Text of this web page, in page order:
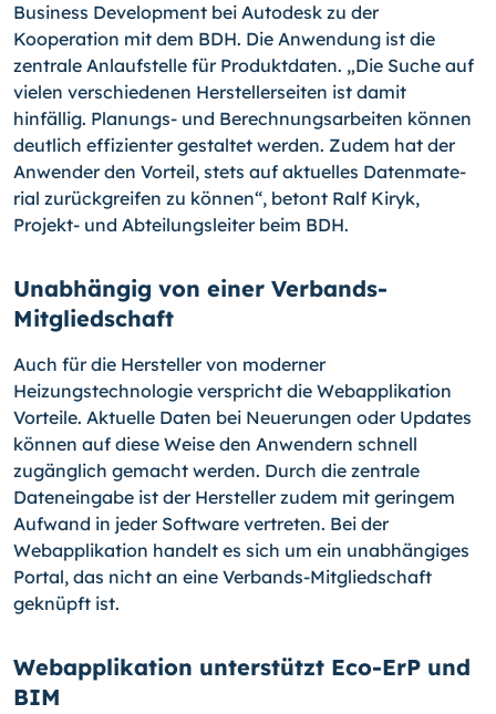
Business Develop­ment bei Autodesk zu der
Kooperation mit dem BDH. Die Anwendung ist die
zentrale Anlaufstelle für Produktdaten. „Die Suche auf
vielen verschiedenen Herstellerseiten ist damit
hinfällig. Planungs- und Berechnungsarbeiten können
deutlich effizienter ge­staltet werden. Zudem hat der
Anwender den Vorteil, stets auf aktuelles Datenmate­
rial zurückgreifen zu können“, betont Ralf Kiryk,
Projekt- und Abteilungsleiter beim BDH.
Unabhängig von einer Verbands-
Mitgliedschaft
Auch für die Hersteller von moderner
Heizungstechnologie verspricht die Webapplika­tion
Vorteile. Aktuelle Daten bei Neuerungen oder Updates
können auf diese Weise den Anwendern schnell
zugänglich gemacht werden. Durch die zentrale
Dateneingabe ist der Hersteller zudem mit geringem
Aufwand in jeder Software vertreten. Bei der
Webapplikation handelt es sich um ein unabhängiges
Portal, das nicht an eine Ver­bands-Mitgliedschaft
geknüpft ist.
Webapplikation unterstützt Eco-ErP und
BIM